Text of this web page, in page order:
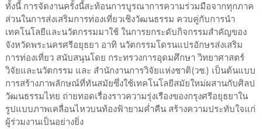
ทั้งนี้ การจัดงานครั้งนี้สะท้อนการบูรณาการความร่วมมือจากทุกภาค
ส่วนในการส่งเสริมการท่องเที่ยวเชิงวัฒนธรรม ควบคู่กับการนำ
เทคโนโลยีและนวัตกรรมมาใช้ ในการยกระดับกิจกรรมสำคัญของ
จังหวัดพระนครศรีอยุธยา อาทิ นวัตกรรมโดรนแปรอักษรส่งเสริม
การท่องเที่ยว สนับสนุนโดย กระทรวงการอุดมศึกษา วิทยาศาสตร์
วิจัยและนวัตกรรม และ สำนักงานการวิจัยแห่งชาติ(วช.) เป็นต้นแบบ
การสร้างภาพลักษณ์ที่ทันสมัยซึ่งใช้เทคโนโลยีสมัยใหม่ผสานกับศิลป
วัฒนธรรมไทย ถ่ายทอดเรื่องราวความรุ่งเรืองของกรุงศรีอยุธยาใน
รูปแบบภาพเคลื่อนไหวบนท้องฟ้ายามค่ำคืน สร้างความประทับใจแก่
ผู้ร่วมงานเป็นอย่างยิ่ง